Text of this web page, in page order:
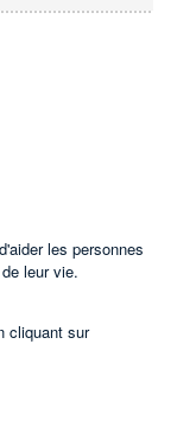
les personnes
leur vie.
cliquant sur